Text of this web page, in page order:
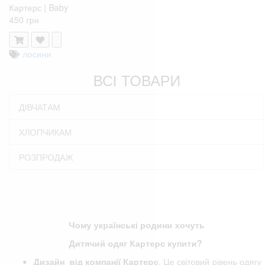
Картерс | Baby
450 грн
лосини
ВСІ ТОВАРИ
ДІВЧАТАМ
ХЛОПЧИКАМ
РОЗПРОДАЖ
Чому українські родини хочуть
Дитячий одяг Картерс купити?
Дизайн від компанії Картерс . Це світовий рівень одягу